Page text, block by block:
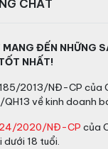
CHẤT
ĐẾN NHỮNG
NHẤT!
2013/NĐ-CP của
về kinh doanh
24/2020/NĐ-CP của
18 tuổi.